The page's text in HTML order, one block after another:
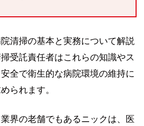
清掃の基本と実務について解説
受託責任者はこれらの知識やス
全で衛生的な病院環境の維持に
られます。
界の老舗でもあるニックは、医